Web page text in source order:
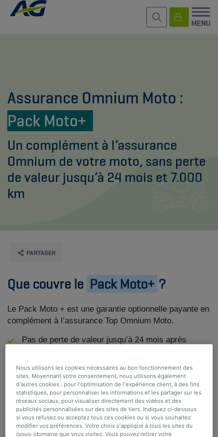
Assurance Omnium Moto :
Pack Moto+
Un complément à l’assurance
Omnium de votre moto, sans perte
de valeur jusqu’à 24 mois et 7.000
km
PARTAGER
Que couvre le Pack Moto+ ?
Le Pack Moto + est une garantie optionnelle payante en
complément à l’assurance Top Omnium Moto.
Pas de perte de valeur jusqu’à 24 mois après
pas 7.000 km. Ensuite, amortissement de 1 % par
mois jusqu’au 60e mois. À partir du 61e mois,
l'indemnité est calculée sur la base de la valeur
réelle.
Vous percevez une indemnité supplémentaire si la
moto assurée est volée ou endommagée lors d’un
Nous utilisons les cookies nécessaires au bon fonctionnement des
sites. Moyennant votre consentement, nous utilisons également
d'autres cookies : pour l'optimisation de l'expérience client, à des fins
statistiques, pour personnaliser les informations et les partager sur les
réseaux sociaux, pour visualiser directement des vidéos et des
publicités personnalisées sur des sites de tiers. Indiquez ci-dessous
si vous refusez ou acceptez tous ces cookies ou si vous souhaitez
modifier vos préférences. Votre choix s'applique à tous les sites du
(sous-)domaine que vous visitez. Vous pouvez retirer votre